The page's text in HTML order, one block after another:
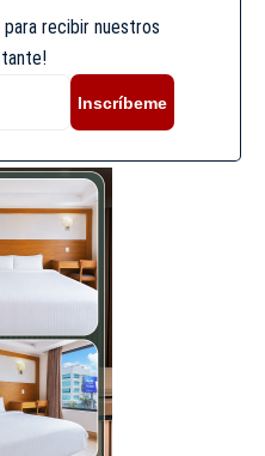
recibir nuestros
Inscríbeme